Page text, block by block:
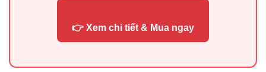
👉 Xem chi tiết & Mua ngay